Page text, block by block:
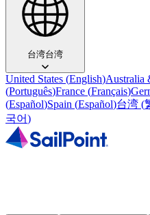
台湾台湾
United States (English)Australia
(Português)France (Français)
(Español)Spain (Español)台湾 (
국어)